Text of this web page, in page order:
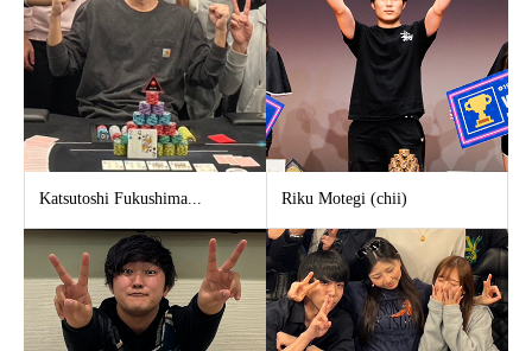
Katsutoshi Fukushima... Riku Motegi (chii)